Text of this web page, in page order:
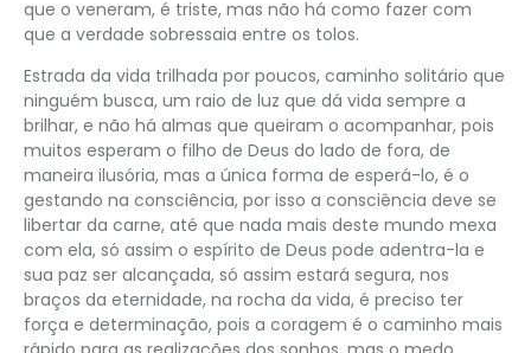
que o veneram, é triste, mas não há como fazer com
que a verdade sobressaia entre os tolos.
Estrada da vida trilhada por poucos, caminho solitário que
ninguém busca, um raio de luz que dá vida sempre a
brilhar, e não há almas que queiram o acompanhar, pois
muitos esperam o filho de Deus do lado de fora, de
maneira ilusória, mas a única forma de esperá-lo, é o
gestando na consciência, por isso a consciência deve se
libertar da carne, até que nada mais deste mundo mexa
com ela, só assim o espírito de Deus pode adentra-la e
sua paz ser alcançada, só assim estará segura, nos
braços da eternidade, na rocha da vida, é preciso ter
força e determinação, pois a coragem é o caminho mais